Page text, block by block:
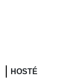
HOSTÉ